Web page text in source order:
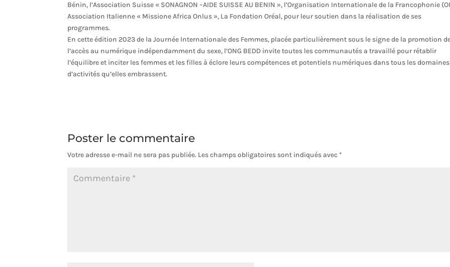
Bénin, l’Association Suisse « SONAGNON –AIDE SUISSE AU BENIN », l’Organisation Internationale de la Francophonie
Association Italienne « Missione Africa Onlus », La Fondation Oréal, pour leur soutien dans la réalisation de ses
programmes.
En cette édition 2023 de la Journée Internationale des Femmes, placée particulièrement sous le signe de la promotion
l’accès au numérique indépendamment du sexe, l’ONG BEDD invite toutes les communautés a travaillé pour rétablir
l’équilibre et inciter les femmes et les filles à éclore leurs compétences et potentiels numériques dans tous les domaines
d’activités qu’elles embrassent.
Poster le commentaire
Votre adresse e-mail ne sera pas publiée. Les champs obligatoires sont indiqués avec *